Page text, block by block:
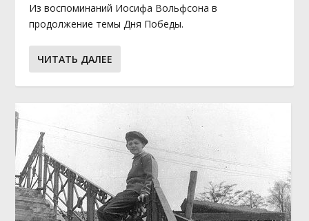
Из воспоминаний Иосифа Вольфсона в
продолжение темы Дня Победы.
ЧИТАТЬ ДАЛЕЕ